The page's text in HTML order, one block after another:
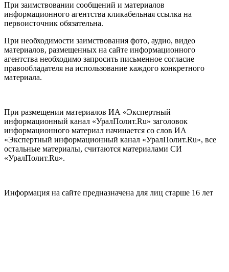
При заимствовании сообщений и материалов
информационного агентства кликабельная ссылка на
первоисточник обязательна.
При необходимости заимствования фото, аудио, видео
материалов, размещенных на сайте информационного
агентства необходимо запросить письменное согласие
правообладателя на использование каждого конкретного
материала.
При размещении материалов ИА «Экспертный
информационный канал «УралПолит.Ru» заголовок
информационного материал начинается со слов ИА
«Экспертный информационный канал «УралПолит.Ru», все
остальные материалы, считаются материалами СИ
«УралПолит.Ru».
Информация на сайте предназначена для лиц старше 16 лет